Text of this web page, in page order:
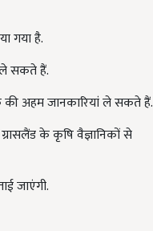
गया है.
ले सकते हैं.
अहम जानकारियां ले सकते हैं.
के कृषि वैज्ञानिकों से
जाएंगी.